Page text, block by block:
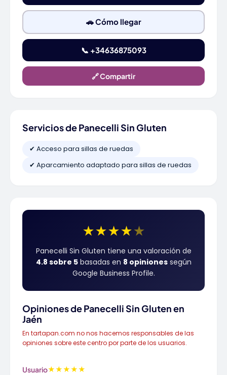
🚗 Cómo llegar
📞 +34636875093
🔗 Compartir
Servicios de Panecelli Sin Gluten
✔ Acceso para sillas de ruedas
✔ Aparcamiento adaptado para sillas de ruedas
★★★★★
Panecelli Sin Gluten tiene una valoración de
4.8 sobre 5basadas en 8 opinionessegún
Google Business Profile.
Opiniones de Panecelli Sin Gluten en
Jaén
En tartapan.com no nos hacemos responsables de las
opiniones sobre este centro por parte de los usuarios.
Usuario★★★★★